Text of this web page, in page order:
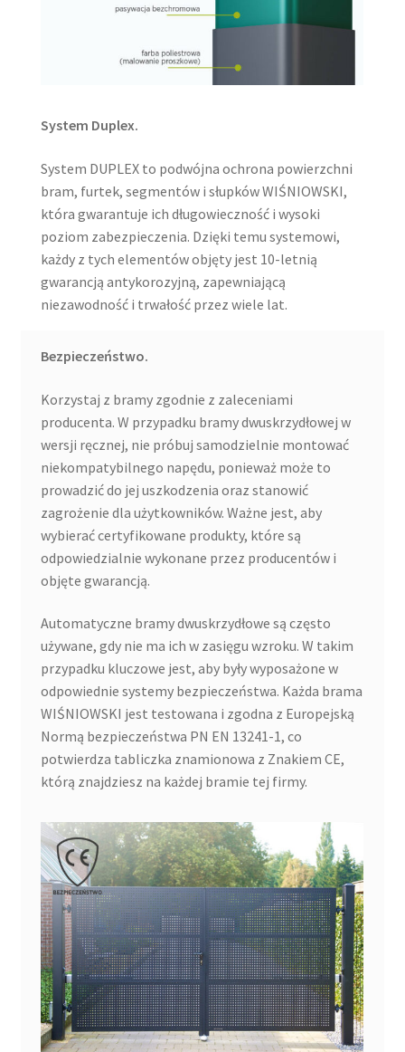
System Duplex.
System DUPLEX to podwójna ochrona powierzchni
bram, furtek, segmentów i słupków WIŚNIOWSKI,
która gwarantuje ich długowieczność i wysoki
poziom zabezpieczenia. Dzięki temu systemowi,
każdy z tych elementów objęty jest 10-letnią
gwarancją antykorozyjną, zapewniającą
niezawodność i trwałość przez wiele lat.
Bezpieczeństwo.
Korzystaj z bramy zgodnie z zaleceniami
producenta. W przypadku bramy dwuskrzydłowej w
wersji ręcznej, nie próbuj samodzielnie montować
niekompatybilnego napędu, ponieważ może to
prowadzić do jej uszkodzenia oraz stanowić
zagrożenie dla użytkowników. Ważne jest, aby
wybierać certyfikowane produkty, które są
odpowiedzialnie wykonane przez producentów i
objęte gwarancją.
Automatyczne bramy dwuskrzydłowe są często
używane, gdy nie ma ich w zasięgu wzroku. W takim
przypadku kluczowe jest, aby były wyposażone w
odpowiednie systemy bezpieczeństwa. Każda brama
WIŚNIOWSKI jest testowana i zgodna z Europejską
Normą bezpieczeństwa PN EN 13241-1, co
potwierdza tabliczka znamionowa z Znakiem CE,
którą znajdziesz na każdej bramie tej firmy.